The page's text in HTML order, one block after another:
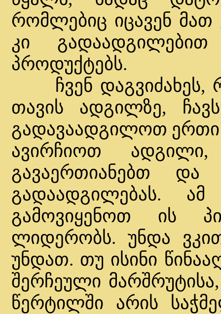
რომლებიც იცავენ
კი
პროდუქტებს.
ჩვენ დაგვიძახეს,
თავის ადგილზე,
გადავაადგილოთ ერთი
ავირჩიოთ
გავაერთიანებთ
გადაადგილებას.
გამოვიყენოთ ის
ლიდერობს. უნდა
უნდათ. თუ ისინი
შერჩეული
წერტილში არის